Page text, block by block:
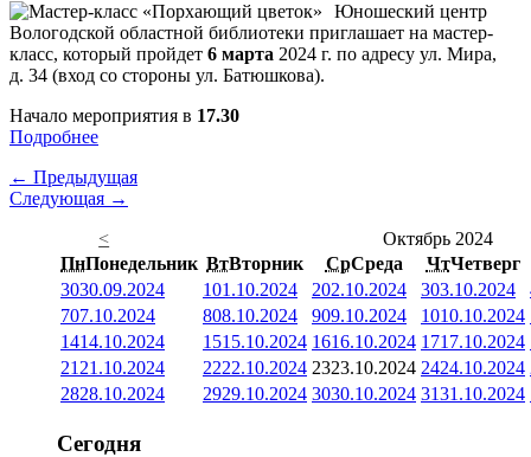
Юношеский центр
Вологодской областной библиотеки приглашает на мастер-
класс, который пройдет 6 марта 2024 г. по адресу ул. Мира,
д. 34 (вход со стороны ул. Батюшкова).
Начало мероприятия в 17.30
Подробнее
← Предыдущая
Следующая →
<
Октябрь 2024
ПнПонедельник ВтВторник СрСреда ЧтЧетверг
3030.09.2024 101.10.2024 202.10.2024 303.10.2024
707.10.2024 808.10.2024 909.10.2024 1010.10.2024
1414.10.2024 1515.10.2024 1616.10.2024 1717.10.2024
21 21.10.2024 2222.10.2024 2323.10.2024 2424.10.2024
2828.10.2024 2929.10.2024 3030.10.2024 3131.10.2024
Сегодня